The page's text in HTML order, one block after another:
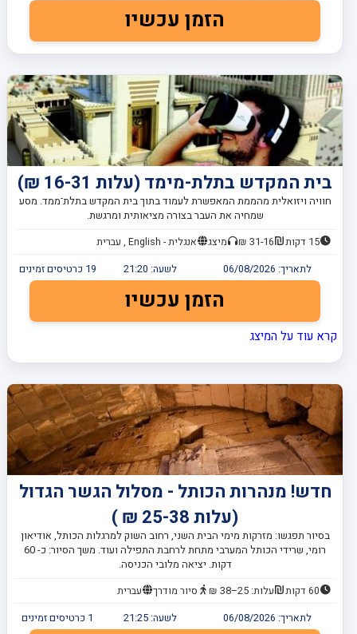
הזמן עכשיו
בית המקדש בתלת-מימד (עלות 16-31 ₪)
חוויה ויזואלית מהממת המאפשרת לעמוד בתוך בית המקדש בתלת־ממד. מסע
שמחיה את העבר בצורה מציאותית ומרגשת.
15 דקות 31-16 ₪ מיצג
אנגלית - English , עברית
לתאריך: 06/08/2026 לשעה: 21:20
19 כרטיסים זמינים
הזמן עכשיו
קרא עוד על המיצג
חדש! מנהרות הכותל - מסלול הגשר הגדול
(עלות 25-38 ₪ )
בסיור תפגשו: מזרקות מימי הבית השני, רחוב השוק למרגלות הכותל, אודיאון
רומי, שרידי הכותל המערבי מתחת לרחבת התפילה ועוד. משך הסיור: כ- 60
דקות. יציאה מלובי הכניסה.
60 דקות עלות: 25–38 ₪ סיור מודרך
עברית
לתאריך: 06/08/2026 לשעה:21:25
1 כרטיסים זמינים